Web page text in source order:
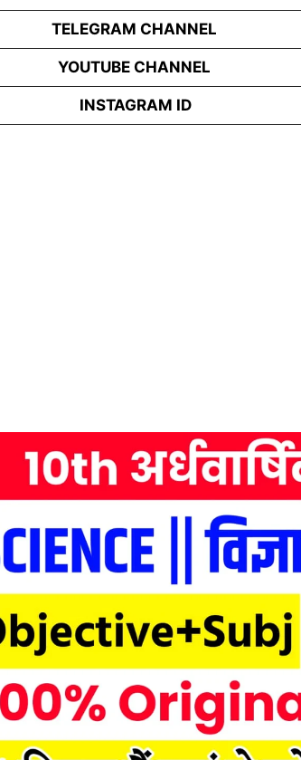
TELEGRAM CHANNEL
YOUTUBE CHANNEL
INSTAGRAM ID